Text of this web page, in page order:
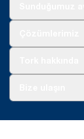
(+90) 216